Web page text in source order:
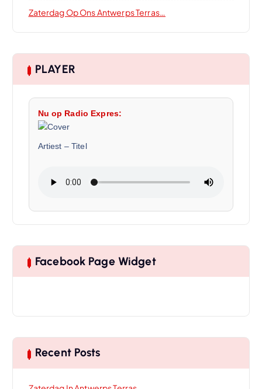
Zaterdag Op Ons Antwerps Terras…
PLAYER
Nu op Radio Expres:
Artiest – Titel
Facebook Page Widget
Recent Posts